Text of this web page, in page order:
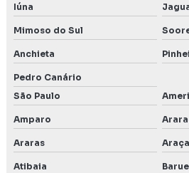
PCA Licenciamento ambiental
Plano de controle e
Poço de monitoramento de água
Precend
Iúna
Mimoso do Sul
Anchieta
Pedro Canário
São Paulo
Amparo
Araras
Atibaia